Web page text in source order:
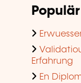
Erfahrung
En